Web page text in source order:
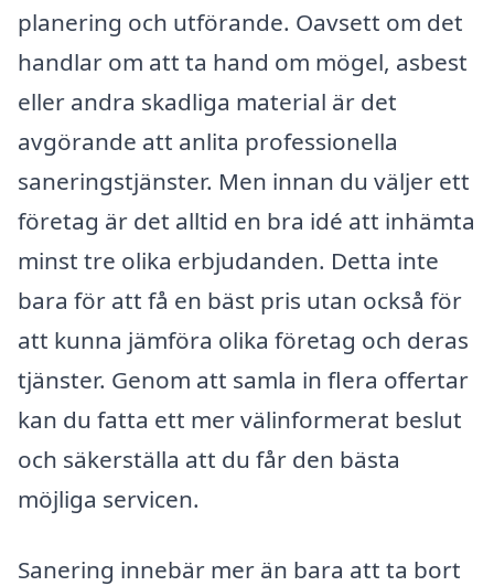
planering och utförande. Oavsett om det
handlar om att ta hand om mögel, asbest
eller andra skadliga material är det
avgörande att anlita professionella
saneringstjänster. Men innan du väljer ett
företag är det alltid en bra idé att inhämta
minst tre olika erbjudanden. Detta inte
bara för att få en bäst pris utan också för
att kunna jämföra olika företag och deras
tjänster. Genom att samla in flera offertar
kan du fatta ett mer välinformerat beslut
och säkerställa att du får den bästa
möjliga servicen.
Sanering innebär mer än bara att ta bort